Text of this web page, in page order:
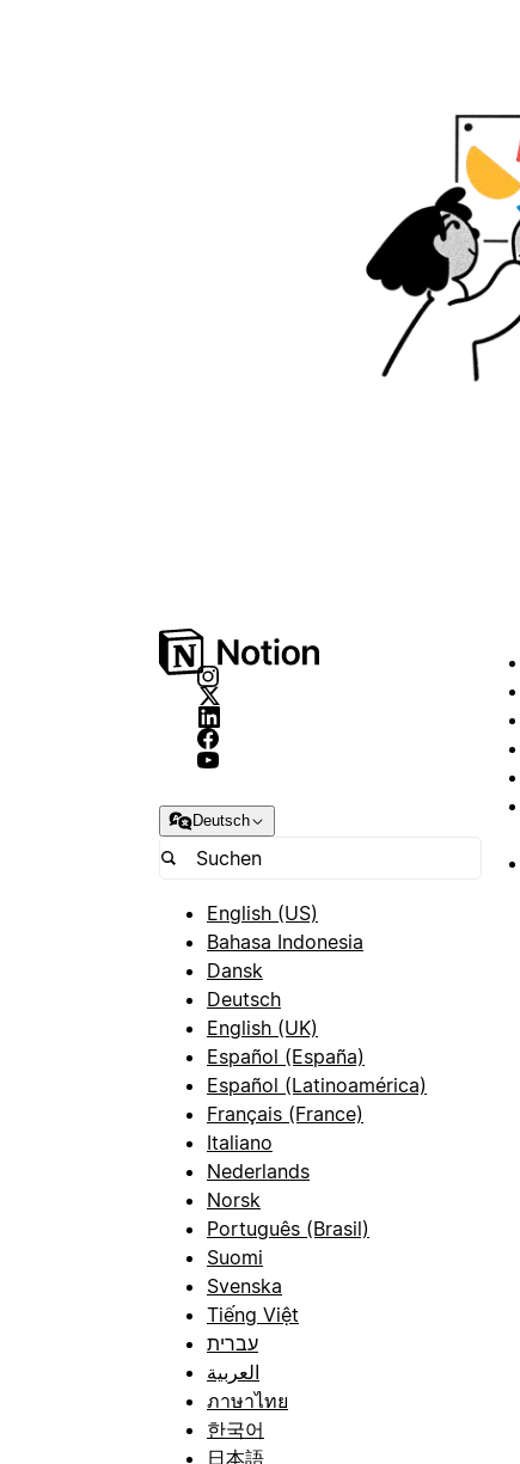
Deutsch
English (US)
Bahasa Indonesia
Dansk
Deutsch
English (UK)
Español (España)
Español (Latinoamérica)
Français (France)
Italiano
Nederlands
Norsk
Português (Brasil)
Suomi
Svenska
Tiếng Việt
עברית
العربية
ภาษาไทย
한국어
日本語